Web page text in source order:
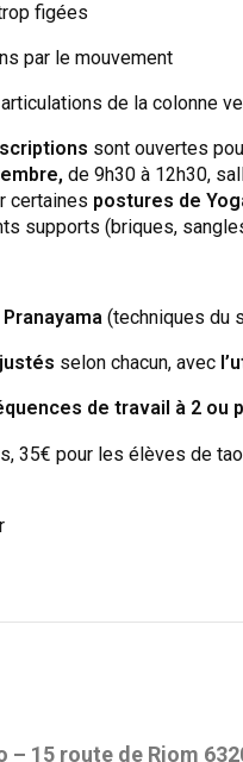
figées
par le mouvement
articulations de la colonne
sont ouvertes
de 9h30 à 12h30,
certaines postures de
supports (briques,
Pranayama (techniques du
selon chacun, avec
de travail à 2 ou
35€ pour les élèves de
– 15 route de Riom